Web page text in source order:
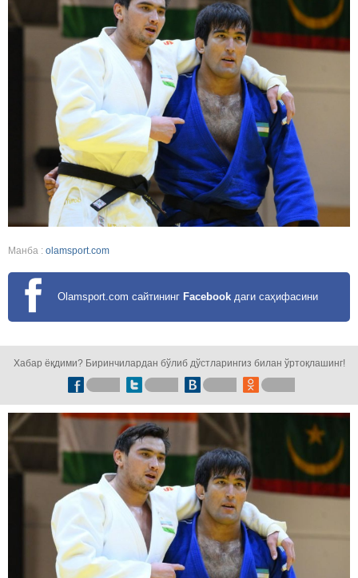
Манба : olamsport.com
Olamsport.com сайтининг Facebook даги саҳифасини
Хабар ёқдими? Биринчилардан бўлиб дўстларингиз билан ўртоқлашинг!